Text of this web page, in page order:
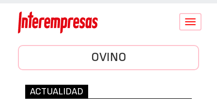
Conmutar
OVINO
ACTUALIDAD